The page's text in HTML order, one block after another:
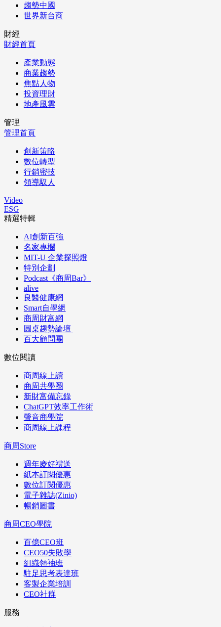
趨勢中國
世界新台商
財經
財經首頁
產業動態
商業趨勢
焦點人物
投資理財
地產風雲
管理
管理首頁
創新策略
數位轉型
行銷密技
領導馭人
Video
ESG
精選特輯
AI創新百強
名家專欄
MIT-U 企業探照燈
特別企劃
Podcast《商周Bar》
alive
良醫健康網
Smart自學網
商周財富網
圓桌趨勢論壇
百大顧問團
數位閱讀
商周線上讀
商周共學圈
新財富備忘錄
ChatGPT效率工作術
聲音商學院
商周線上課程
商周Store
週年慶好禮送
紙本訂閱優惠
數位訂閱優惠
電子雜誌(Zinio)
暢銷圖書
商周CEO學院
百億CEO班
CEO50失敗學
組織領袖班
駐足思考表達班
客製企業培訓
CEO社群
服務